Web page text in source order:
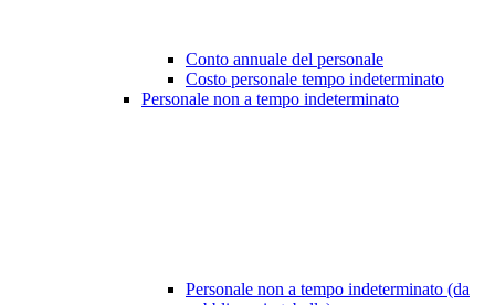
Conto annuale del personale
Costo personale tempo indeterminato
Personale non a tempo indeterminato
Personale non a tempo indeterminato (da